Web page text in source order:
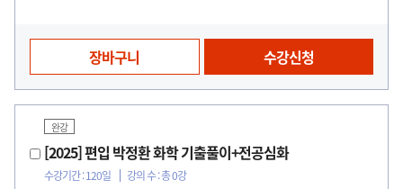
장바구니 수강신청
완강
[2025] 편입 박정환 화학 기출풀이+전공심화
수강기간 : 120일 강의 수 : 총 0강